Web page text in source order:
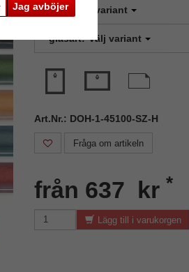
Jag avböjer
färg: Välj variant
glasart: Välj variant
Art.Nr.: DOH-1-45100-SZ-H
Fråga om artikeln
från 637 kr *
Lägg till i varukorgen